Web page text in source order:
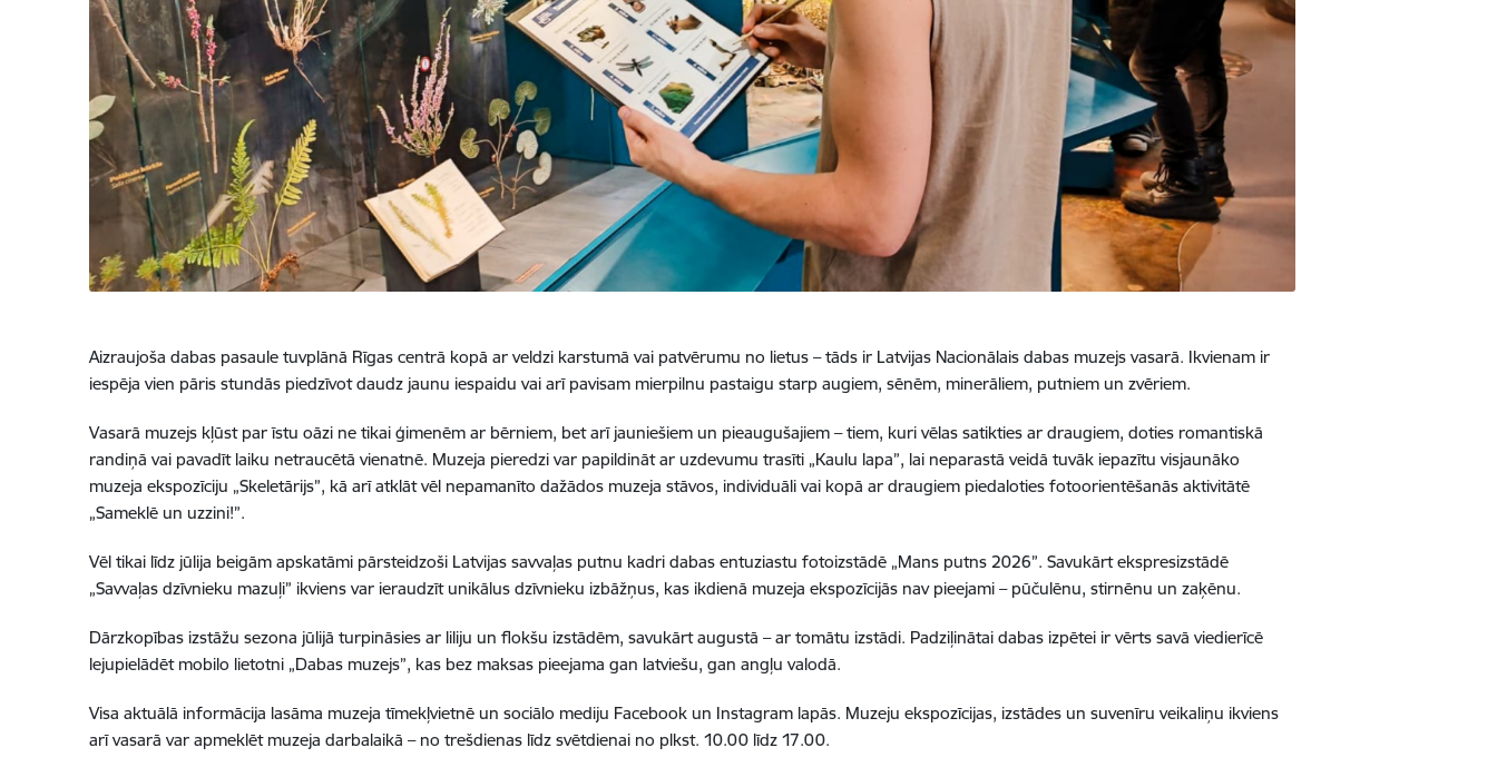
Aizraujoša dabas pasaule tuvplānā Rīgas centrā kopā ar veldzi karstumā vai patvērumu no lietus – tāds ir Latvijas Nacionālais dabas muzejs vasarā. Ikvienam ir
iespēja vien pāris stundās piedzīvot daudz jaunu iespaidu vai arī pavisam mierpilnu pastaigu starp augiem, sēnēm, minerāliem, putniem un zvēriem.
Vasarā muzejs kļūst par īstu oāzi ne tikai ģimenēm ar bērniem, bet arī jauniešiem un pieaugušajiem – tiem, kuri vēlas satikties ar draugiem, doties romantiskā
randiņā vai pavadīt laiku netraucētā vienatnē. Muzeja pieredzi var papildināt ar uzdevumu trasīti „Kaulu lapa”, lai neparastā veidā tuvāk iepazītu visjaunāko
muzeja ekspozīciju „Skeletārijs”, kā arī atklāt vēl nepamanīto dažādos muzeja stāvos, individuāli vai kopā ar draugiem piedaloties fotoorientēšanās aktivitātē
„Sameklē un uzzini!”.
Vēl tikai līdz jūlija beigām apskatāmi pārsteidzoši Latvijas savvaļas putnu kadri dabas entuziastu fotoizstādē „Mans putns 2026”. Savukārt ekspresizstādē
„Savvaļas dzīvnieku mazuļi” ikviens var ieraudzīt unikālus dzīvnieku izbāžņus, kas ikdienā muzeja ekspozīcijās nav pieejami – pūčulēnu, stirnēnu un zaķēnu.
Dārzkopības izstāžu sezona jūlijā turpināsies ar liliju un flokšu izstādēm, savukārt augustā – ar tomātu izstādi. Padziļinātai dabas izpētei ir vērts savā viedierīcē
lejupielādēt mobilo lietotni „Dabas muzejs”, kas bez maksas pieejama gan latviešu, gan angļu valodā.
Visa aktuālā informācija lasāma muzeja tīmekļvietnē un sociālo mediju Facebook un Instagram lapās. Muzeju ekspozīcijas, izstādes un suvenīru veikaliņu ikviens
arī vasarā var apmeklēt muzeja darbalaikā – no trešdienas līdz svētdienai no plkst. 10.00 līdz 17.00.